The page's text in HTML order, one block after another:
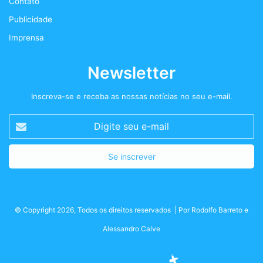
Publicidade
Imprensa
Newsletter
Inscreva-se e receba as nossas notícias no seu e-mail.
seu
e-
© Copyright 2026, Todos os direitos reservados | Por Rodolfo Barreto e
Alessandro Calve
Instagram